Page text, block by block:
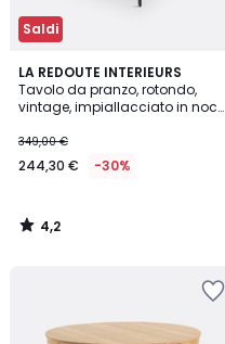
Saldi
LA REDOUTE INTERIEURS
Tavolo da pranzo, rotondo,
vintage, impiallacciato in noce,
349,00 €
244,30 € -30%
4,2
/ 5
4,2
/